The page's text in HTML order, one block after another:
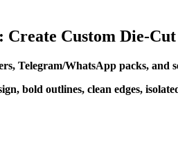
Custom Die-
Telegram/WhatsApp packs, and
bold outlines, clean edges,